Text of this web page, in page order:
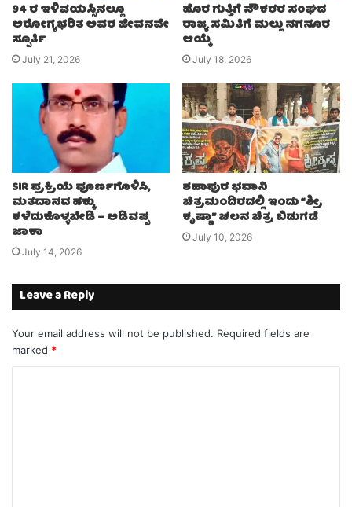
94 ರ ಇಳಿವಯಸ್ಸಿನಲ್ಲೂ
ಆರೋಗ್ಯಭರಿತ ಅವರ ಜೀವನವೇ
ಸ್ಪೂರ್ತಿ
July 21, 2026
ಹೊರ ಗುತ್ತಿಗೆ ನೌಕರರ ಸಂಘದ
ರಾಜ್ಯ ಸಮಿತಿಗೆ ಮಲ್ಲು ನಗನೂರ
ಆಯ್ಕೆ
July 18, 2026
SIR ಪ್ರಕ್ರಿಯೆ ಪೂರ್ಣಗೊಳಿಸಿ,
ಮತದಾನದ ಹಕ್ಕು
ಕಳೆದುಕೊಳ್ಳಬೇಡಿ – ಅಡಿವಪ್ಪ
ಜಾಕಾ
July 14, 2026
ಶಹಾಪುರ ಭವಾನಿ
ಚಿತ್ರಮಂದಿರದಲ್ಲಿ ಇಂದು “ಶ್ರೀ
ಕೃಷ್ಣಾ” ಚಲನ ಚಿತ್ರ ಬಿಡುಗಡೆ
July 10, 2026
Leave a Reply
Your email address will not be published. Required fields are
marked *